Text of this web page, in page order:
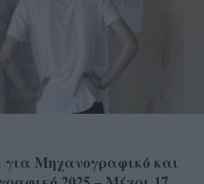
Μηχανογραφικό και